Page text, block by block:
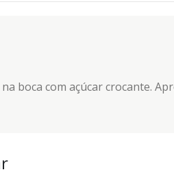
boca com açúcar crocante.